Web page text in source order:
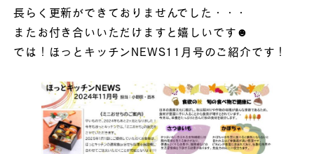
長らく更新ができておりませんでした・・・
またお付き合いいただけますと嬉しいです☻
では！ほっとキッチンNEWS11月号のご紹介です！